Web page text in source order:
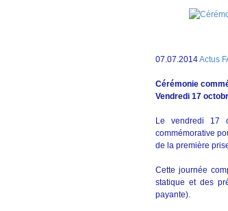
07.07.2014Actus
Cérémonie
Vendredi 17
Le vendredi 17
commémorative
de la première
Cette journée
statique et des
payante).